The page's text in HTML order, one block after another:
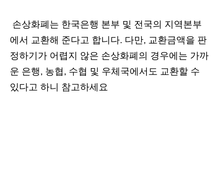
손상화폐는 한국은행 본부 및 전국의 지역본부
에서 교환해 준다고 합니다. 다만, 교환금액을 판
정하기가 어렵지 않은 손상화폐의 경우에는 가까
운 은행, 농협, 수협 및 우체국에서도 교환할 수
있다고 하니 참고하세요